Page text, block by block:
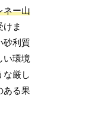
ネー山
けま
砂利質
い環境
な厳し
ある果